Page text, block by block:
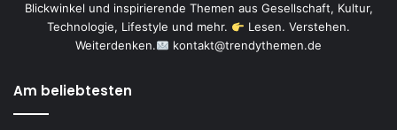
Blickwinkel und inspirierende Themen aus Gesellschaft, Kultur,
Technologie, Lifestyle und mehr.
Lesen. Verstehen.
Weiterdenken.
kontakt@trendythemen.de
Am beliebtesten